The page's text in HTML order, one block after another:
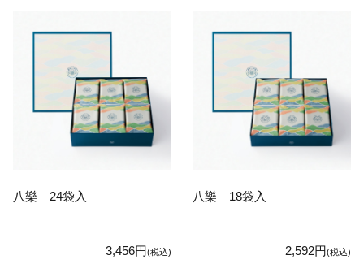
八樂 24袋入
3,456円(税込)
八樂 18袋入
2,592円(税込)